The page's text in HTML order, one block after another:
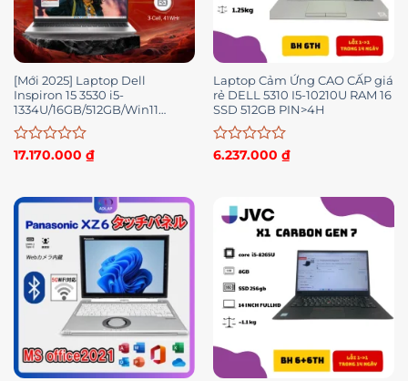
[Mới 2025] Laptop Dell
Inspiron 15 3530 i5-
1334U/16GB/512GB/Win11
(N3530-I5U165W11SLU)
Được
0
sao
17.170.000 ₫
Laptop Cảm Ứng CAO CẤP giá
rẻ DELL 5310 I5-10210U RAM 16
SSD 512GB PIN>4H
Được
sao
6.237.000 ₫